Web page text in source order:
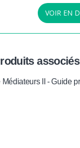
VOIR EN
associés
II - Guide